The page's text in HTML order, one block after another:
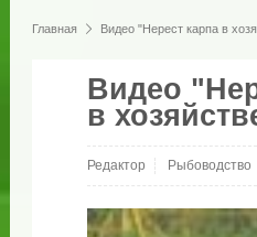
Главная Видео "Нерест карпа в
Видео
в
Редактор Рыбоводство